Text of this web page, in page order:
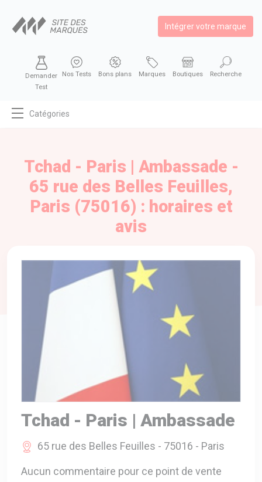
Intégrer votre marque
Demander
Test
Nos Tests Bons plans Marques Boutiques Recherche
Catégories
HIGH-TECH
A VOTRE SERVICE
BIO & ENVIRONNEMENT
ENTREPRISE
ANIMAUX
CATALOGUES
Tchad - Paris | Ambassade -
65 rue des Belles Feuilles,
Paris (75016) : horaires et
avis
Tchad - Paris | Ambassade
65 rue des Belles Feuilles - 75016 - Paris
Aucun commentaire pour ce point de vente